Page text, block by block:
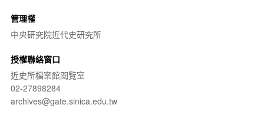
管理權
中央研究院近代史研究所
授權聯絡窗口
近史所檔案館閱覽室
02-27898284
archives@gate.sinica.edu.tw